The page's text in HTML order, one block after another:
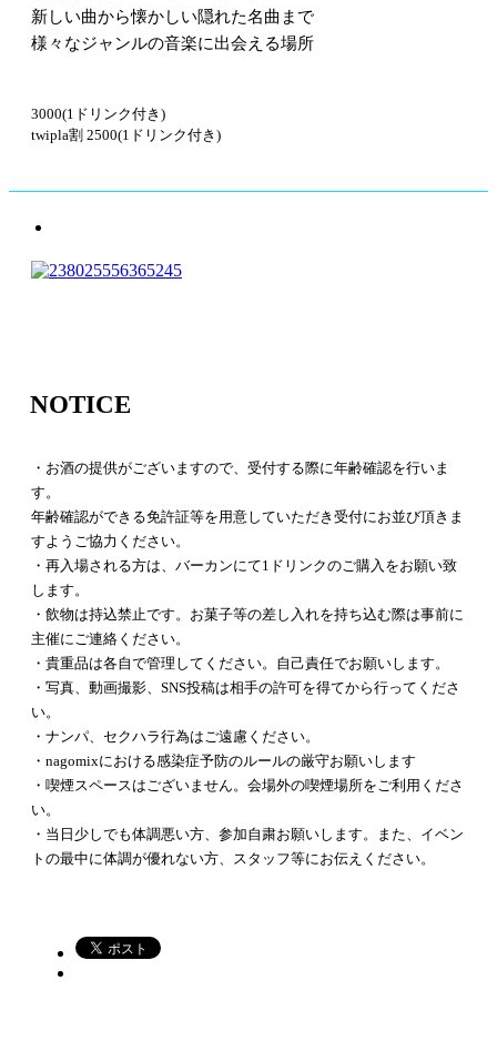
新しい曲から懐かしい隠れた名曲まで
様々なジャンルの音楽に出会える場所
3000(1ドリンク付き)
twipla割 2500(1ドリンク付き)
NOTICE
・お酒の提供がございますので、受付する際に年齢確認を行いま
す。
年齢確認ができる免許証等を用意していただき受付にお並び頂きま
すようご協力ください。
・再入場される方は、バーカンにて1ドリンクのご購入をお願い致
します。
・飲物は持込禁止です。お菓子等の差し入れを持ち込む際は事前に
主催にご連絡ください。
・貴重品は各自で管理してください。自己責任でお願いします。
・写真、動画撮影、SNS投稿は相手の許可を得てから行ってくださ
い。
・ナンパ、セクハラ行為はご遠慮ください。
・nagomixにおける感染症予防のルールの厳守お願いします
・喫煙スペースはございません。会場外の喫煙場所をご利用くださ
い。
・当日少しでも体調悪い方、参加自粛お願いします。また、イベン
トの最中に体調が優れない方、スタッフ等にお伝えください。